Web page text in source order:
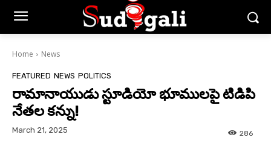
Home News
FEATURED NEWS POLITICS
రామానాయుడు స్టూడియో భూములపై టిడిపి
నేతల కన్ను!
March 21, 2025 286